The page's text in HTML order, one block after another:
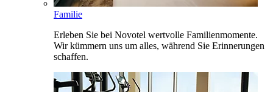
Familie
Erleben Sie bei Novotel wertvolle Familienmomente.
Wir kümmern uns um alles, während Sie Erinnerungen
schaffen.